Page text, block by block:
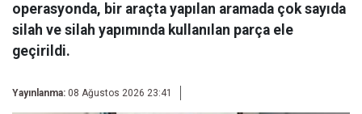
operasyonda, bir araçta yapılan aramada çok sayıda
silah ve silah yapımında kullanılan parça ele
geçirildi.
Yayınlanma: 08 Ağustos 2026 23:41